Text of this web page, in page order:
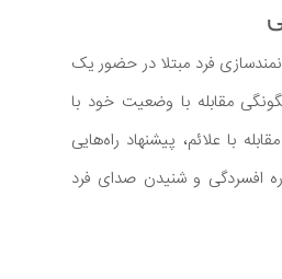
فرد مبتلا در حضور یک
مقابله با وضعیت خود با
با علائم، پیشنهاد راه‌هایی
افسردگی و شنیدن صدای فرد